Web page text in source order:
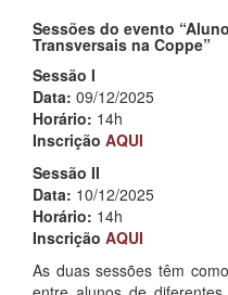
Sessões do evento
Transversais na Coppe”
Sessão I
Data: 09/12/2025
Horário: 14h
Inscrição AQUI
Sessão II
Data: 10/12/2025
Horário: 14h
Inscrição AQUI
As duas sessões têm